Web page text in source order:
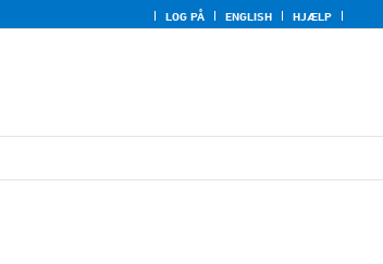
LOG PÅ ENGLISH HJÆLP